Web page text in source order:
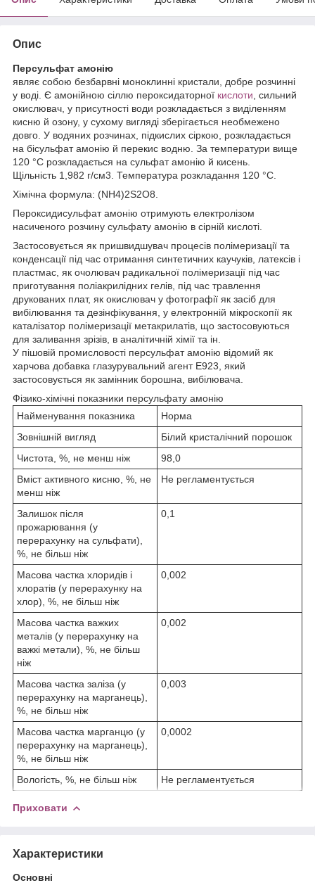
Опис
Персульфат амонію
являє собою безбарвні моноклинні кристали, добре розчинні
у воді. Є амонійною сіллю пероксидаторної кислоти , сильний
окислювач, у присутності води розкладається з виділенням
кисню й озону, у сухому вигляді зберігається необмежено
довго. У водяних розчинах, підкислих сіркою, розкладається
на бісульфат амонію й перекис водню. За температури вище
120 °C розкладається на сульфат амонію й кисень.
Щільність 1,982 г/см3. Температура розкладання 120 °C.
Хімічна формула: (NH4)2S2O8.
Пероксидисульфат амонію отримують електролізом
насиченого розчину сульфату амонію в сірній кислоті.
Застосовується як пришвидшувач процесів полімеризації та
конденсації під час отримання синтетичних каучуків, латексів і
пластмас, як очолювач радикальної полімеризації під час
приготування поліакрилідних гелів, під час травлення
друкованих плат, як окислювач у фотографії як засіб для
вибілювання та дезінфікування, у електронній мікроскопії як
каталізатор полімеризації метакрилатів, що застосовуються
для заливання зрізів, в аналітичній хімії та ін.
У пішовій промисловості персульфат амонію відомий як
харчова добавка глазурувальний агент E923, який
застосовується як замінник борошна, вибілювача.
Фізико-хімічні показники персульфату амонію
Найменування показника
Норма
Зовнішній вигляд
Білий кристалічний порошок
Чистота, %, не менш ніж
98,0
Вміст активного кисню, %, не
менш ніж
Не регламентується
Залишок після
прожарювання (у
перерахунку на сульфати),
%, не більш ніж
0,1
Масова частка хлоридів і
хлоратів (у перерахунку на
хлор), %, не більш ніж
0,002
Масова частка важких
металів (у перерахунку на
важкі метали), %, не більш
ніж
0,002
Масова частка заліза (у
перерахунку на марганець),
%, не більш ніж
0,003
Масова частка марганцю (у
перерахунку на марганець),
%, не більш ніж
0,0002
Вологість, %, не більш ніж Не регламентується
Приховати
Характеристики
Основні